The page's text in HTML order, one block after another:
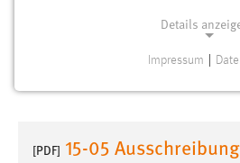
[PDF] 15-05
Details
Website erforderlich.
Impressum